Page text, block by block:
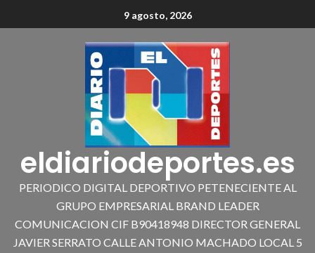
9 agosto, 2026
eldiariodeportes.es
PERIODICO DIGITAL DEPORTIVO PETENECIENTE AL
GRUPO EMPRESARIAL BRAND LEADER
COMUNICACION CIF B90418948 DIRECTOR GENERAL
JAVIER SERRATO CALLE ANTONIO MACHADO LOCAL 5